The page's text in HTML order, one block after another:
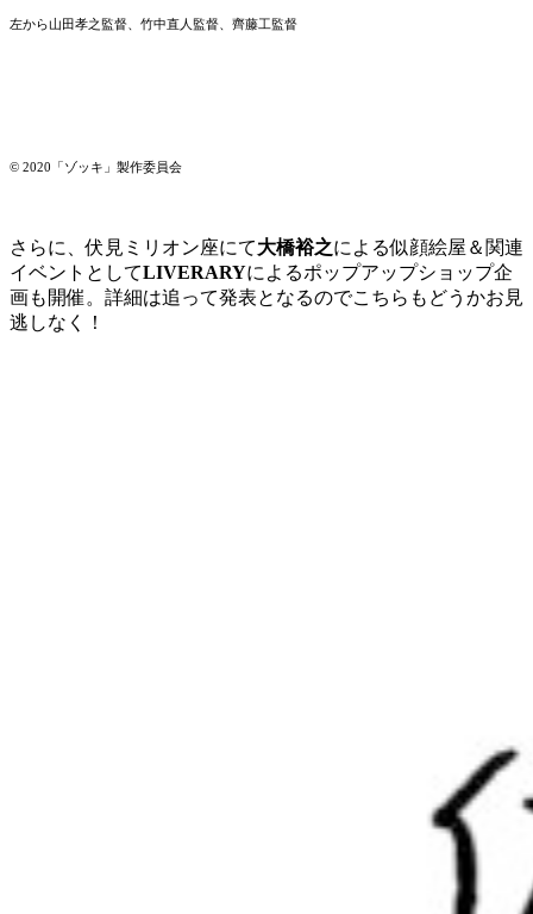
左から山田孝之監督、竹中直人監督、齊藤工監督
©️ 2020「ゾッキ」製作委員会
さらに、伏見ミリオン座にて大橋裕之による似顔絵屋＆関連
イベントとしてLIVERARYによるポップアップショップ企
画も開催。詳細は追って発表となるのでこちらもどうかお見
逃しなく！